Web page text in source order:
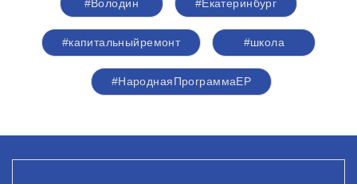
#Володин #Екатеринбург
#капитальныйремонт #школа
#НароднаяПрограммаЕР